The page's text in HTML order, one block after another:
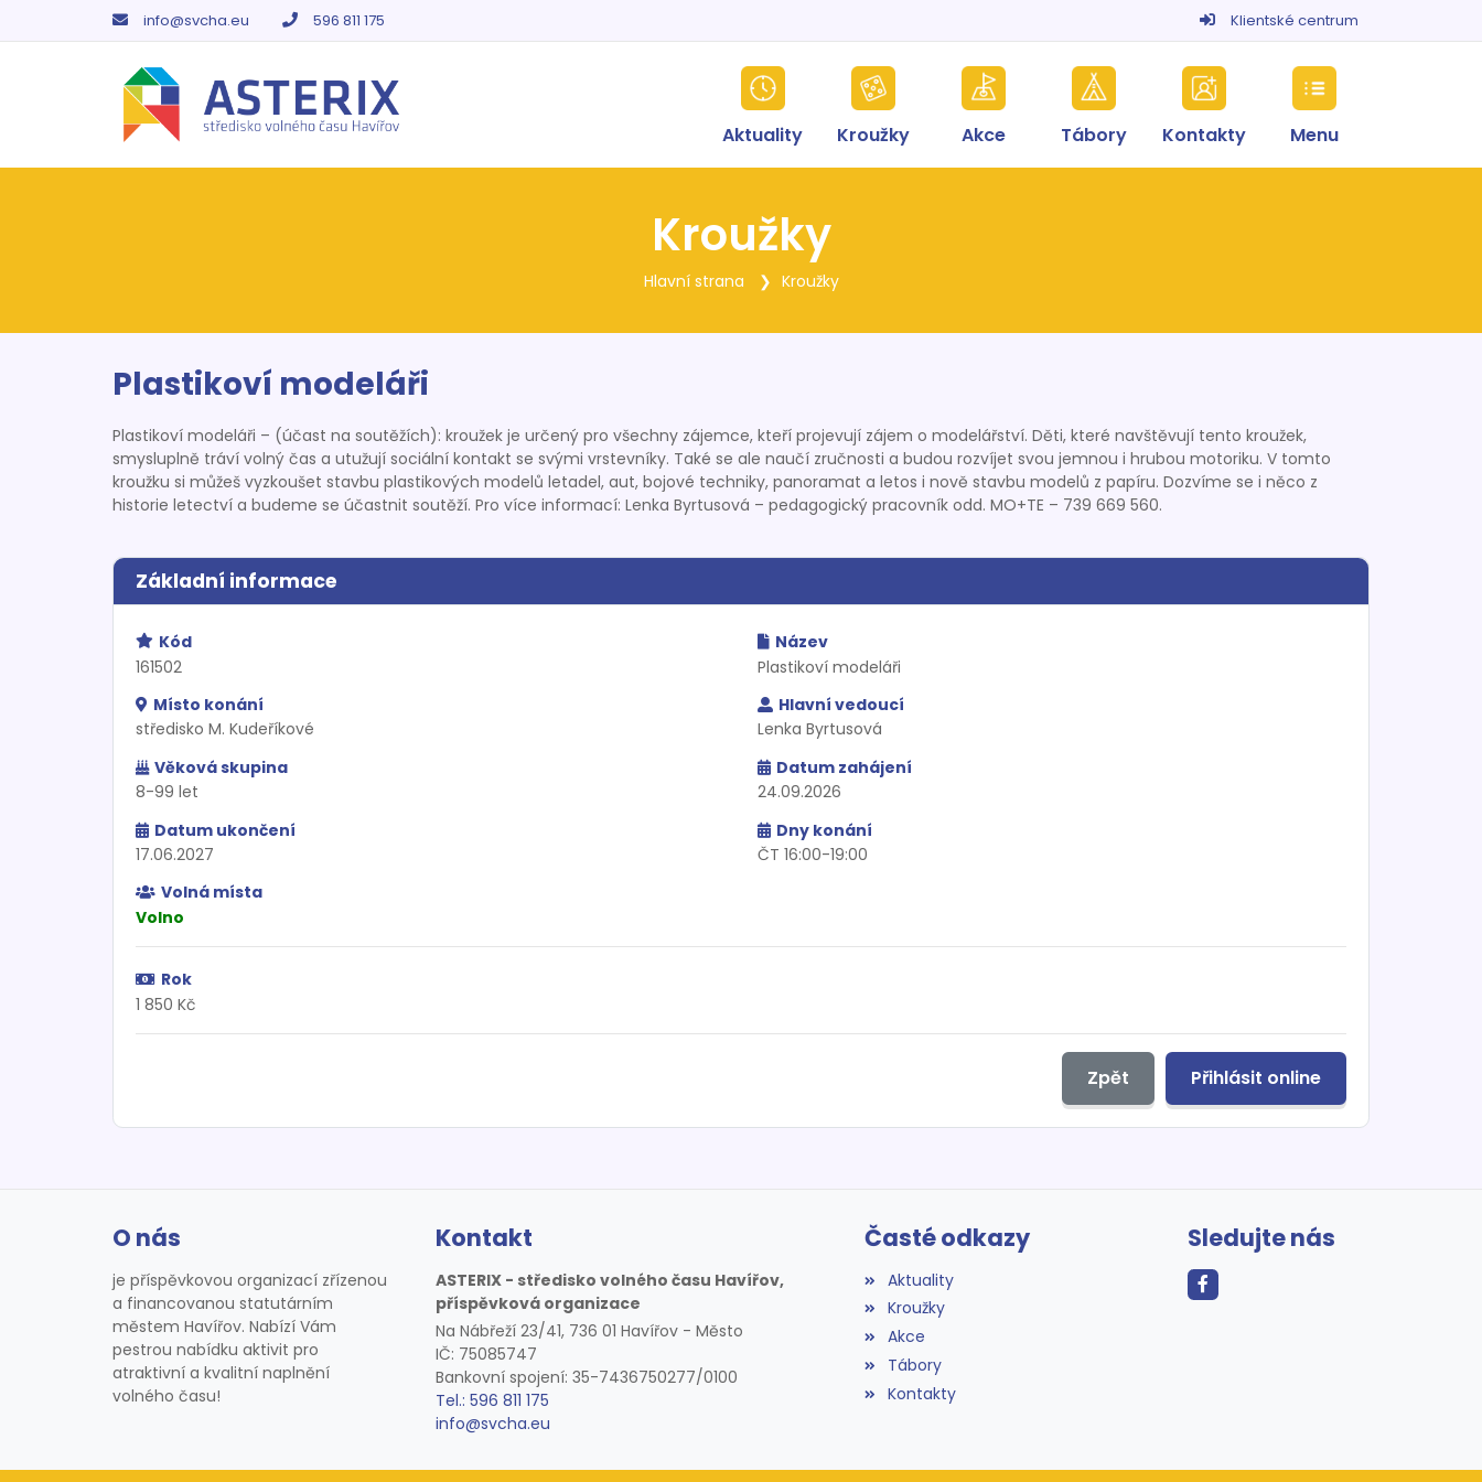
info@svcha.eu 596 811 175 Klientské centrum
Aktuality Kroužky Akce Tábory Kontakty Menu
Kroužky
Hlavní strana Kroužky
Plastikoví modeláři
Plastikoví modeláři – (účast na soutěžích): kroužek je určený pro všechny zájemce, kteří projevují zájem o modelářství. Děti, které navštěvují tento kroužek,
smysluplně tráví volný čas a utužují sociální kontakt se svými vrstevníky. Také se ale naučí zručnosti a budou rozvíjet svou jemnou i hrubou motoriku. V tomto
kroužku si můžeš vyzkoušet stavbu plastikových modelů letadel, aut, bojové techniky, panoramat a letos i nově stavbu modelů z papíru. Dozvíme se i něco z
historie letectví a budeme se účastnit soutěží. Pro více informací: Lenka Byrtusová – pedagogický pracovník odd. MO+TE – 739 669 560.
Základní informace
Kód
161502
Název
Plastikoví modeláři
Místo konání
středisko M. Kudeříkové
Hlavní vedoucí
Lenka Byrtusová
Věková skupina
8-99 let
Datum zahájení
24.09.2026
Datum ukončení
17.06.2027
Dny konání
ČT 16:00-19:00
Volná místa
Volno
Rok
1 850 Kč
Přihlásit online
Zpět
O nás
je příspěvkovou organizací zřízenou
a financovanou statutárním
městem Havířov. Nabízí Vám
pestrou nabídku aktivit pro
atraktivní a kvalitní naplnění
volného času!
Kontakt
ASTERIX - středisko volného času Havířov,
příspěvková organizace
Na Nábřeží 23/41, 736 01 Havířov - Město
IČ: 75085747
Bankovní spojení: 35-7436750277/0100
Tel.: 596 811 175
info@svcha.eu
Časté odkazy
Aktuality
Kroužky
Akce
Tábory
Kontakty
Sledujte nás